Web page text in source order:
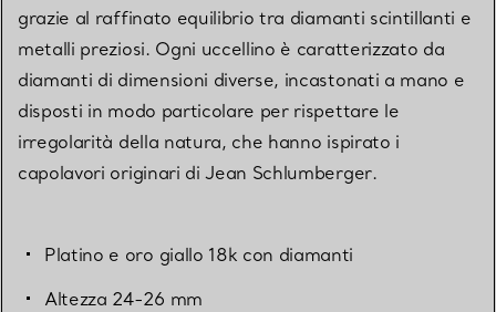
grazie al raffinato equilibrio tra diamanti scintillanti e
metalli preziosi. Ogni uccellino è caratterizzato da
diamanti di dimensioni diverse, incastonati a mano e
disposti in modo particolare per rispettare le
irregolarità della natura, che hanno ispirato i
capolavori originari di Jean Schlumberger.
Platino e oro giallo 18k con diamanti
Altezza 24-26 mm